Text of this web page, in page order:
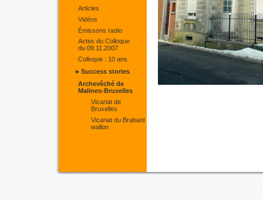
Articles
Vidéos
Émissons radio
Actes du Colloque
du 09.11.2007
Colloque : 10 ans
▸ Success stories
Archevêché de
Malines-Bruxelles
Vicariat de
Bruxelles
Vicariat du Brabant
wallon